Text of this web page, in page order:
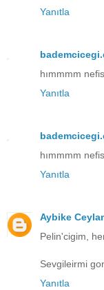
Yanıtla
hımmmm
Yanıtla
hımmmm
Yanıtla
Aybike
Pelin'cigim,
Sevgileirmi
Yanıtla